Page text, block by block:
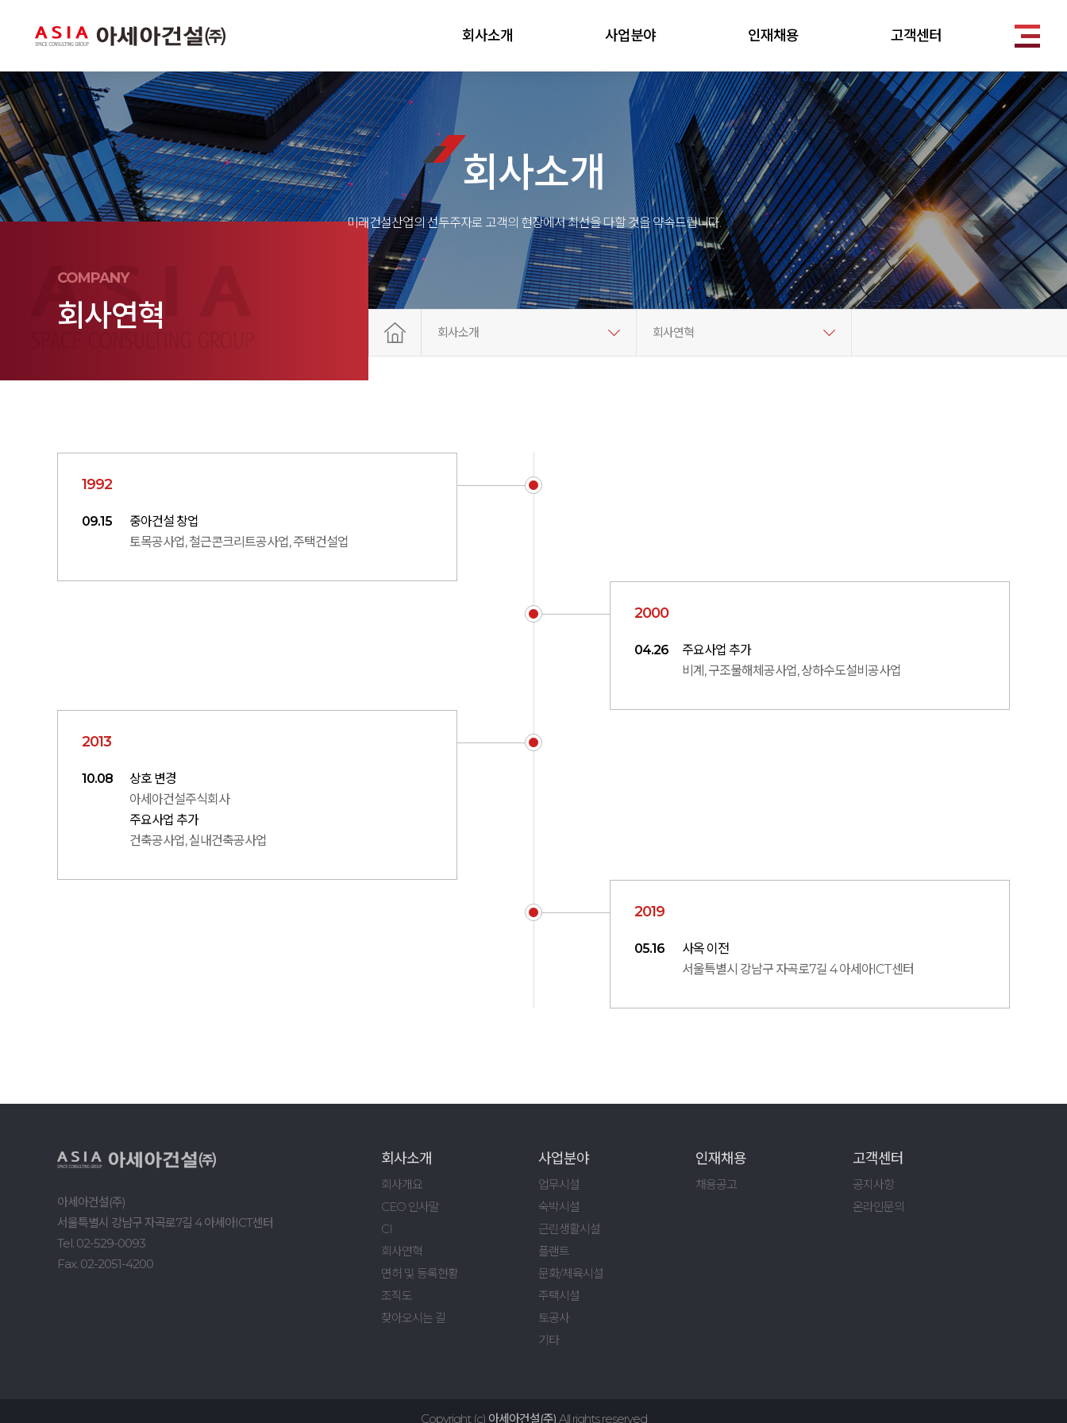
회사소개 사업분야 인재채용 고객센터
회사소개
미래건설산업의 선두주자로 고객의 현장에서 최선을 다할 것을 약속드립니다.
COMPANY
회사연혁 회사소개 회사연혁
1992
09.15
중아건설 창업
토목공사업, 철근콘크리트공사업, 주택건설업
2000
04.26
주요사업 추가
비계, 구조물해체공사업, 상하수도설비공사업
2013
10.08
상호 변경
아세아건설주식회사
주요사업 추가
건축공사업, 실내건축공사업
2019
05.16
사옥 이전
서울특별시 강남구 자곡로7길 4 아세아ICT센터
회사소개
회사개요
CEO 인사말
CI
회사연혁
면허 및 등록현황
조직도
찾아오시는 길
사업분야
업무시설
숙박시설
근린생활시설
플랜트
문화/체육시설
주택시설
토공사
기타
인재채용
채용공고
고객센터
공지사항
온라인문의
아세아건설(주)
서울특별시 강남구 자곡로7길 4 아세아ICT센터
Tel. 02-529-0093
Fax. 02-2051-4200
Copyright (c) 아세아건설(주) All rights reserved